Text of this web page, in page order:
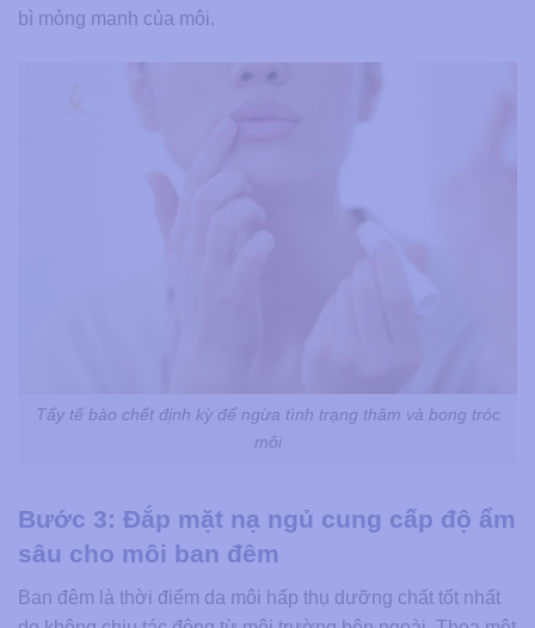
bì mỏng manh của môi.
Tẩy tế bào chết định kỳ để ngừa tình trạng thâm và bong tróc
môi
Bước 3: Đắp mặt nạ ngủ cung cấp độ ẩm
sâu cho môi ban đêm
Ban đêm là thời điểm da môi hấp thụ dưỡng chất tốt nhất